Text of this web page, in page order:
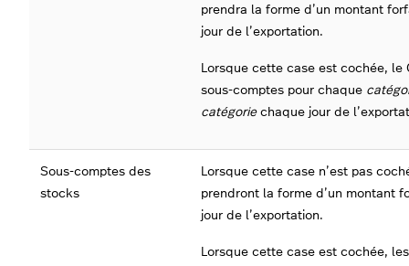
prendra la forme d’un montant
jour de l’exportation.
Lorsque cette case est cochée, le
sous-comptes pour chaque
catégorie chaque jour de
Sous-comptes des
stocks
Lorsque cette case n’est pas
prendront la forme d’un montant
jour de l’exportation.
Lorsque cette case est cochée,